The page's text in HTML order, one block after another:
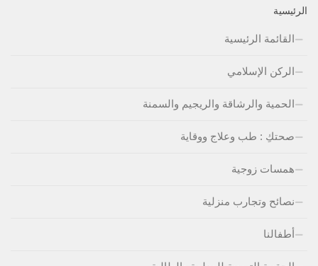
الرئيسية
القائمة الرئيسية
الركن الإسلامي
الحمية والرشاقة والريجيم والسمنة
صحتكِ : طب وعلاج ووقاية
همسات زوجية
نصائح وتجارب منزلية
أطفالنا